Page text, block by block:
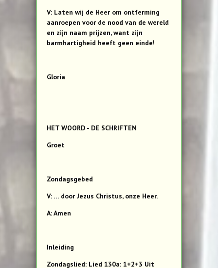
V: Laten wij de Heer om ontferming
aanroepen voor de nood van de wereld
en zijn naam prijzen, want zijn
barmhartigheid heeft geen einde!
Gloria
HET WOORD - DE SCHRIFTEN
Groet
Zondagsgebed
V: … door Jezus Christus, onze Heer.
A: Amen
Inleiding
Zondagslied: Lied 130a: 1+2+3 Uit